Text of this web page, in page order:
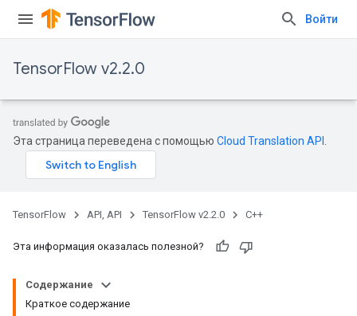
Войти
TensorFlow v2.2.0
Эта страница переведена с помощью Cloud Translation API
TensorFlow API, API TensorFlow v2.2.0 C++
Эта информация оказалась полезной?
Содержание
Краткое содержание